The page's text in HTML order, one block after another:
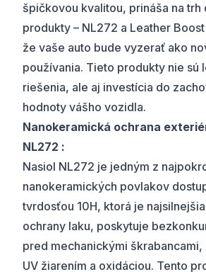
špičkovou kvalitou, prináša na trh
produkty – NL272 a Leather
že vaše auto bude vyzerať ako
používania. Tieto produkty nie sú
riešenia, ale aj investícia do
hodnoty vášho vozidla.
Nanokeramická ochrana
NL272 :
Nasiol NL272 je jedným z
nanokeramických povlakov
tvrdosťou 10H, ktorá je
ochrany laku, poskytuje
pred mechanickými škrabancami,
UV žiarením a oxidáciou. Tento